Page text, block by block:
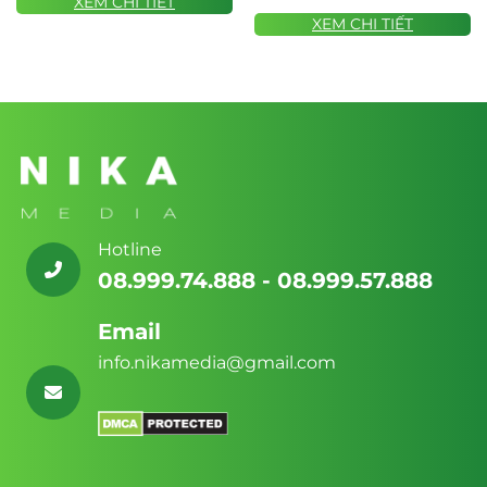
Nội dung Giáo dục Chuyên sâu:Khu vực
Hưu hợp tuổi”, hay “Phân tích năng lượng
của đá Ruby tự nhiên”. Đây là bằng
của bạn.
phẩm đá quý, đặc biệt là các mặt hàng có
giá trị cao, cần được hiển thị thông tin
kiểm định rõ ràng.
đá quý phong thủy chuẩn SEO
hợp module trưng bày Giấy kiểm định
XEM CHI TIẾT
Hotline
08.999.74.888 - 08.999.57.888
Email
info.nikamedia@gmail.com